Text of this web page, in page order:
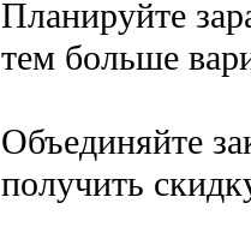
Планируйте
тем больше
Объединяйте
получить